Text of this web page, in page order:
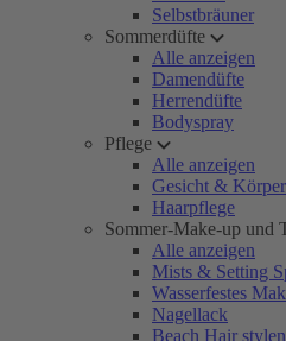
Selbstbräuner
Sommerdüfte
Alle anzeigen
Damendüfte
Herrendüfte
Bodyspray
Pflege
Alle anzeigen
Gesicht &
Haarpflege
Sommer-Make-up und
Alle anzeigen
Mists & Setting
Wasserfestes
Nagellack
Beach Hair stylen